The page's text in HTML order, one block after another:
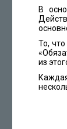
В
То,
из